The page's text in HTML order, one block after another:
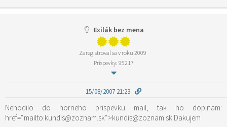
Exilák bez mena
Zaregistroval sa v roku 2009
Príspevky: 95217
15/08/2007 21:23
Nehodilo do horneho prispevku mail, tak ho doplnam:
href=“mailto:kundis@zoznam.sk“>kundis@zoznam.sk Dakujem